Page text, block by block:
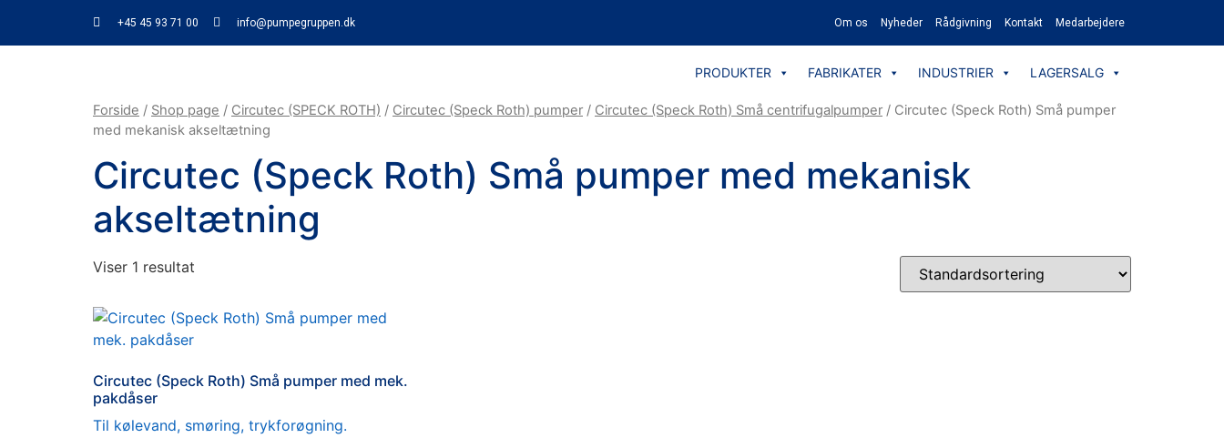
+45 45 93 71 00 info@pumpegruppen.dk Om os Nyheder Rådgivning Kontakt Medarbejdere
PRODUKTER FABRIKATER INDUSTRIER LAGERSALG
Forside / Shop page / Circutec (SPECK ROTH) / Circutec (Speck Roth) pumper / Circutec (Speck Roth) Små centrifugalpumper / Circutec (Speck Roth) Små pumper
med mekanisk akseltætning
Circutec (Speck Roth) Små pumper med mekanisk
akseltætning
Viser 1 resultat
Circutec (Speck Roth) Små pumper med mek.
pakdåser
Til kølevand, smøring, trykforøgning.